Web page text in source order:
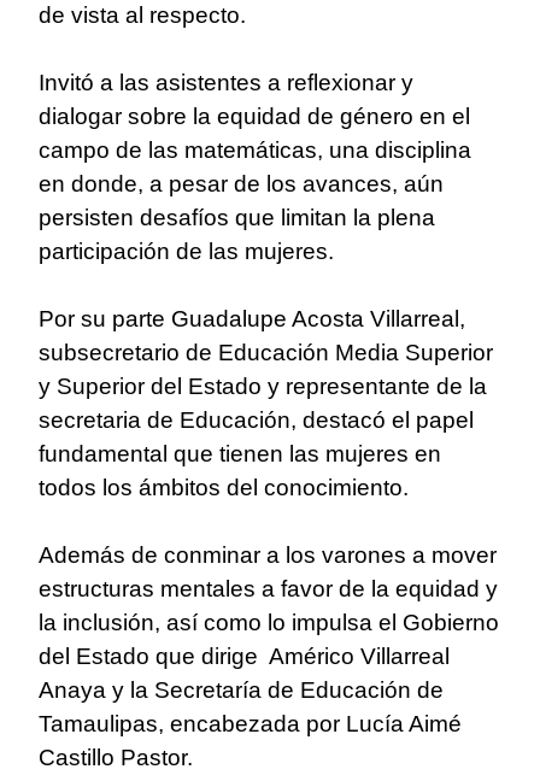
de vista al respecto.
Invitó a las asistentes a reflexionar y
dialogar sobre la equidad de género en el
campo de las matemáticas, una disciplina
en donde, a pesar de los avances, aún
persisten desafíos que limitan la plena
participación de las mujeres.
Por su parte Guadalupe Acosta Villarreal,
subsecretario de Educación Media Superior
y Superior del Estado y representante de la
secretaria de Educación, destacó el papel
fundamental que tienen las mujeres en
todos los ámbitos del conocimiento.
Además de conminar a los varones a mover
estructuras mentales a favor de la equidad y
la inclusión, así como lo impulsa el Gobierno
del Estado que dirige Américo Villarreal
Anaya y la Secretaría de Educación de
Tamaulipas, encabezada por Lucía Aimé
Castillo Pastor.